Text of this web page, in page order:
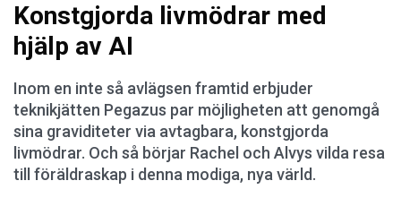
Konstgjorda livmödrar med
hjälp av AI
Inom en inte så avlägsen framtid erbjuder
teknikjätten Pegazus par möjligheten att genomgå
sina graviditeter via avtagbara, konstgjorda
livmödrar. Och så börjar Rachel och Alvys vilda resa
till föräldraskap i denna modiga, nya värld.